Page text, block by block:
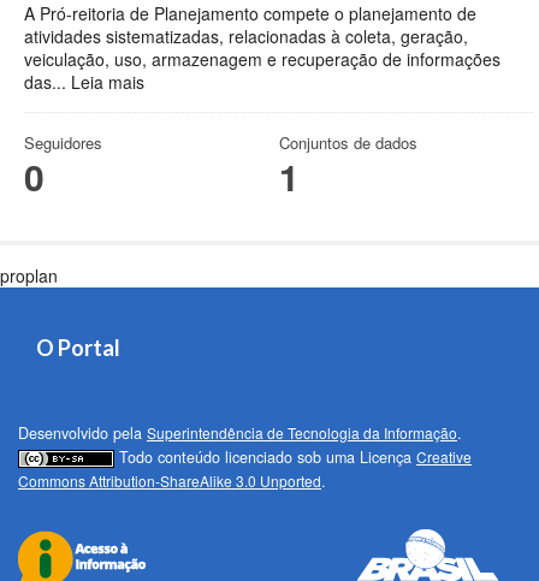
A Pró-reitoria de Planejamento compete o planejamento de
atividades sistematizadas, relacionadas à coleta, geração,
veiculação, uso, armazenagem e recuperação de informações
das... Leia mais
Seguidores
0
Conjuntos de dados
1
proplan
O Portal
Desenvolvido pela Superintendência de Tecnologia da Informação.
Todo conteúdo licenciado sob uma Licença Creative
Commons Attribution-ShareAlike 3.0 Unported.